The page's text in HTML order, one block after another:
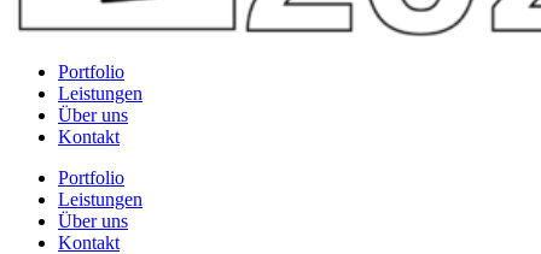
Portfolio
Leistungen
Über uns
Kontakt
Portfolio
Leistungen
Über uns
Kontakt